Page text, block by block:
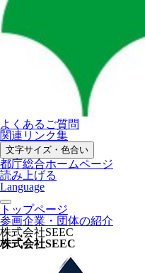
よくあるご質問
関連リンク集
文字サイズ・色合い
都庁総合ホームページ
読み上げる
Language
トップページ
参画企業・団体の紹介
株式会社SEEC
株式会社SEEC